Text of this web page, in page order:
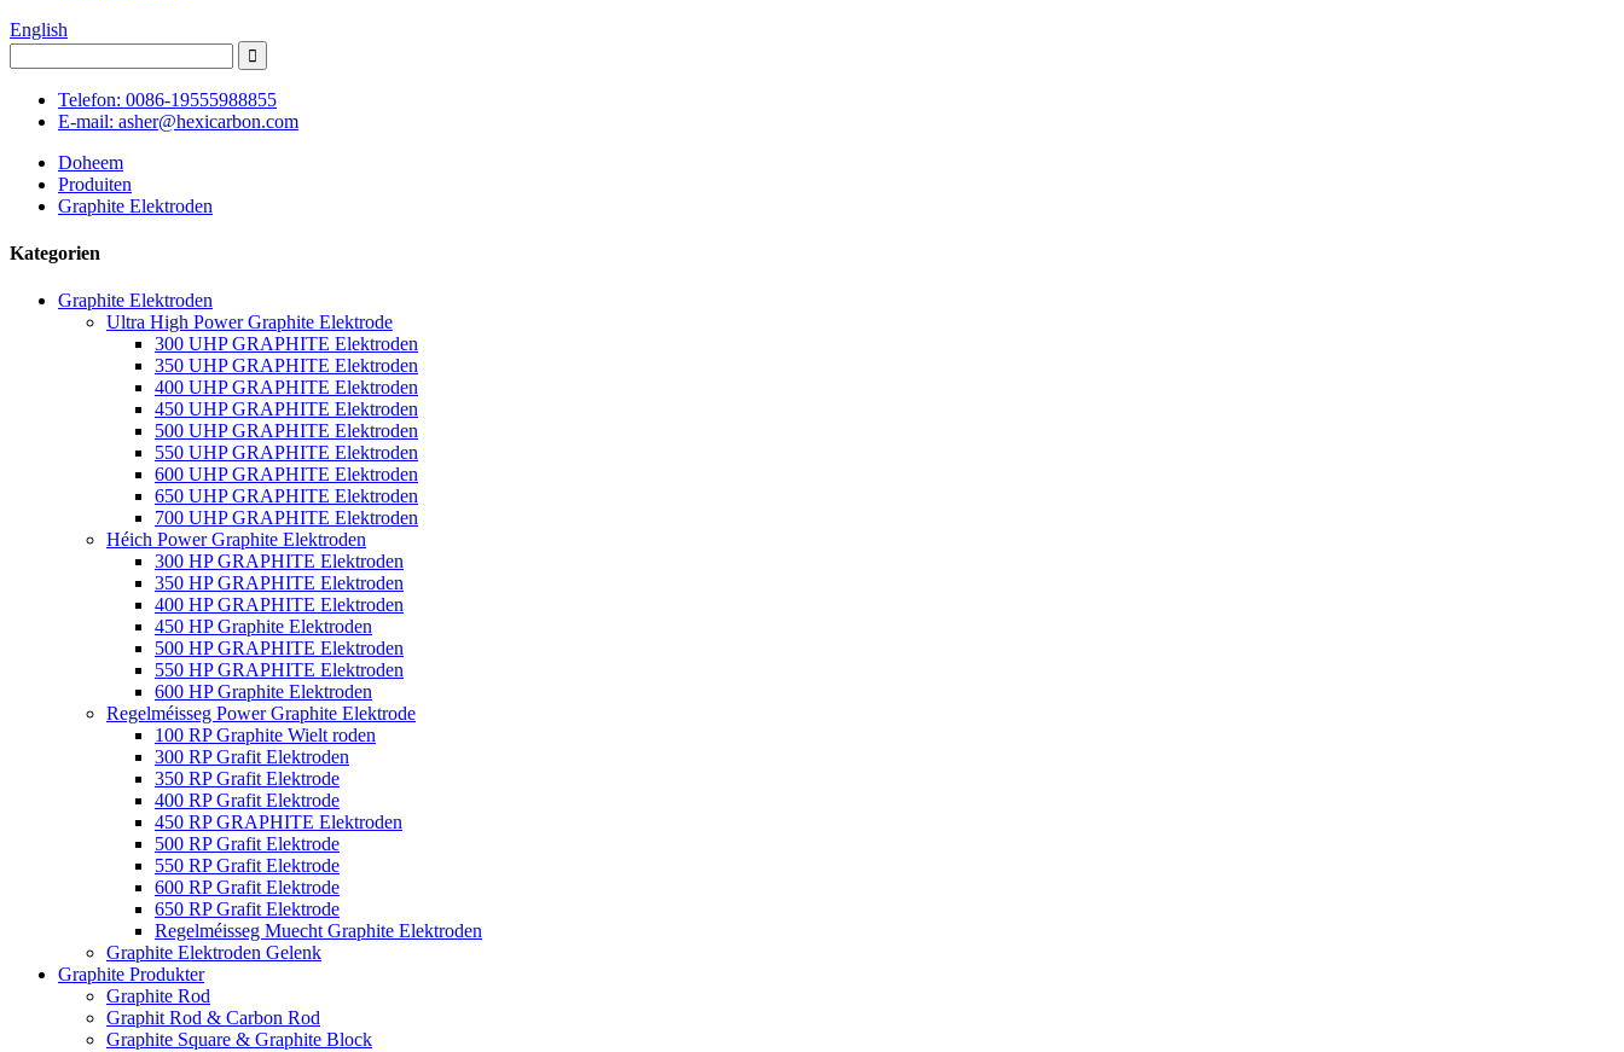
English
Telefon: 0086-19555988855
E-mail: asher@hexicarbon.com
Doheem
Produiten
Graphite Elektroden
Kategorien
Graphite Elektroden
Ultra High Power Graphite Elektrode
300 UHP GRAPHITE Elektroden
350 UHP GRAPHITE Elektroden
400 UHP GRAPHITE Elektroden
450 UHP GRAPHITE Elektroden
500 UHP GRAPHITE Elektroden
550 UHP GRAPHITE Elektroden
600 UHP GRAPHITE Elektroden
650 UHP GRAPHITE Elektroden
700 UHP GRAPHITE Elektroden
Héich Power Graphite Elektroden
300 HP GRAPHITE Elektroden
350 HP GRAPHITE Elektroden
400 HP GRAPHITE Elektroden
450 HP Graphite Elektroden
500 HP GRAPHITE Elektroden
550 HP GRAPHITE Elektroden
600 HP Graphite Elektroden
Regelméisseg Power Graphite Elektrode
100 RP Graphite Wielt roden
300 RP Grafit Elektroden
350 RP Grafit Elektrode
400 RP Grafit Elektrode
450 RP GRAPHITE Elektroden
500 RP Grafit Elektrode
550 RP Grafit Elektrode
600 RP Grafit Elektrode
650 RP Grafit Elektrode
Regelméisseg Muecht Graphite Elektroden
Graphite Elektroden Gelenk
Graphite Produkter
Graphite Rod
Graphit Rod & Carbon Rod
Graphite Square & Graphite Block